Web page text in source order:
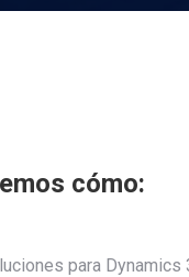
cómo:
para